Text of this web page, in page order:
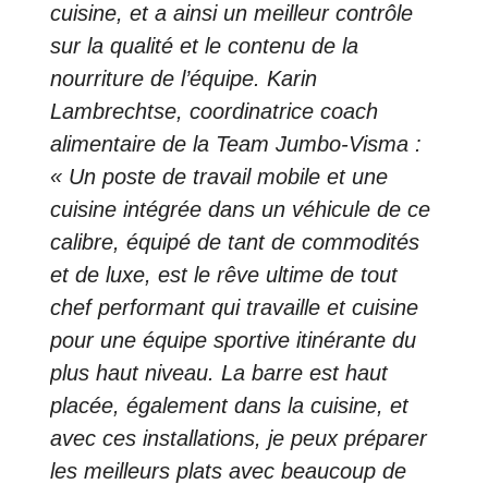
cuisine, et a ainsi un meilleur contrôle
sur la qualité et le contenu de la
nourriture de l’équipe. Karin
Lambrechtse, coordinatrice coach
alimentaire de la Team Jumbo-Visma :
« Un poste de travail mobile et une
cuisine intégrée dans un véhicule de ce
calibre, équipé de tant de commodités
et de luxe, est le rêve ultime de tout
chef performant qui travaille et cuisine
pour une équipe sportive itinérante du
plus haut niveau. La barre est haut
placée, également dans la cuisine, et
avec ces installations, je peux préparer
les meilleurs plats avec beaucoup de